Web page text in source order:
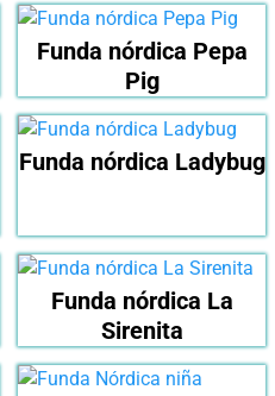
Funda nórdica Pepa
Pig
Funda nórdica Ladybug
Funda nórdica La
Sirenita